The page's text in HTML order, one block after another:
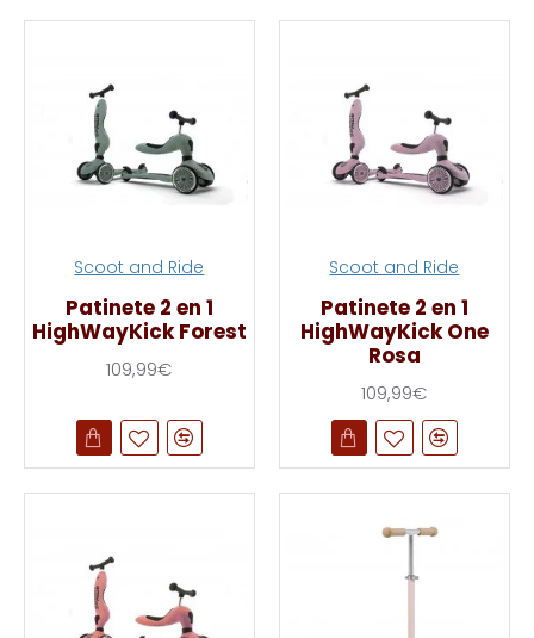
Scoot and Ride
Patinete 2 en 1
HighWayKick Forest
109,99€
Scoot and Ride
Patinete 2 en 1
HighWayKick One
Rosa
109,99€